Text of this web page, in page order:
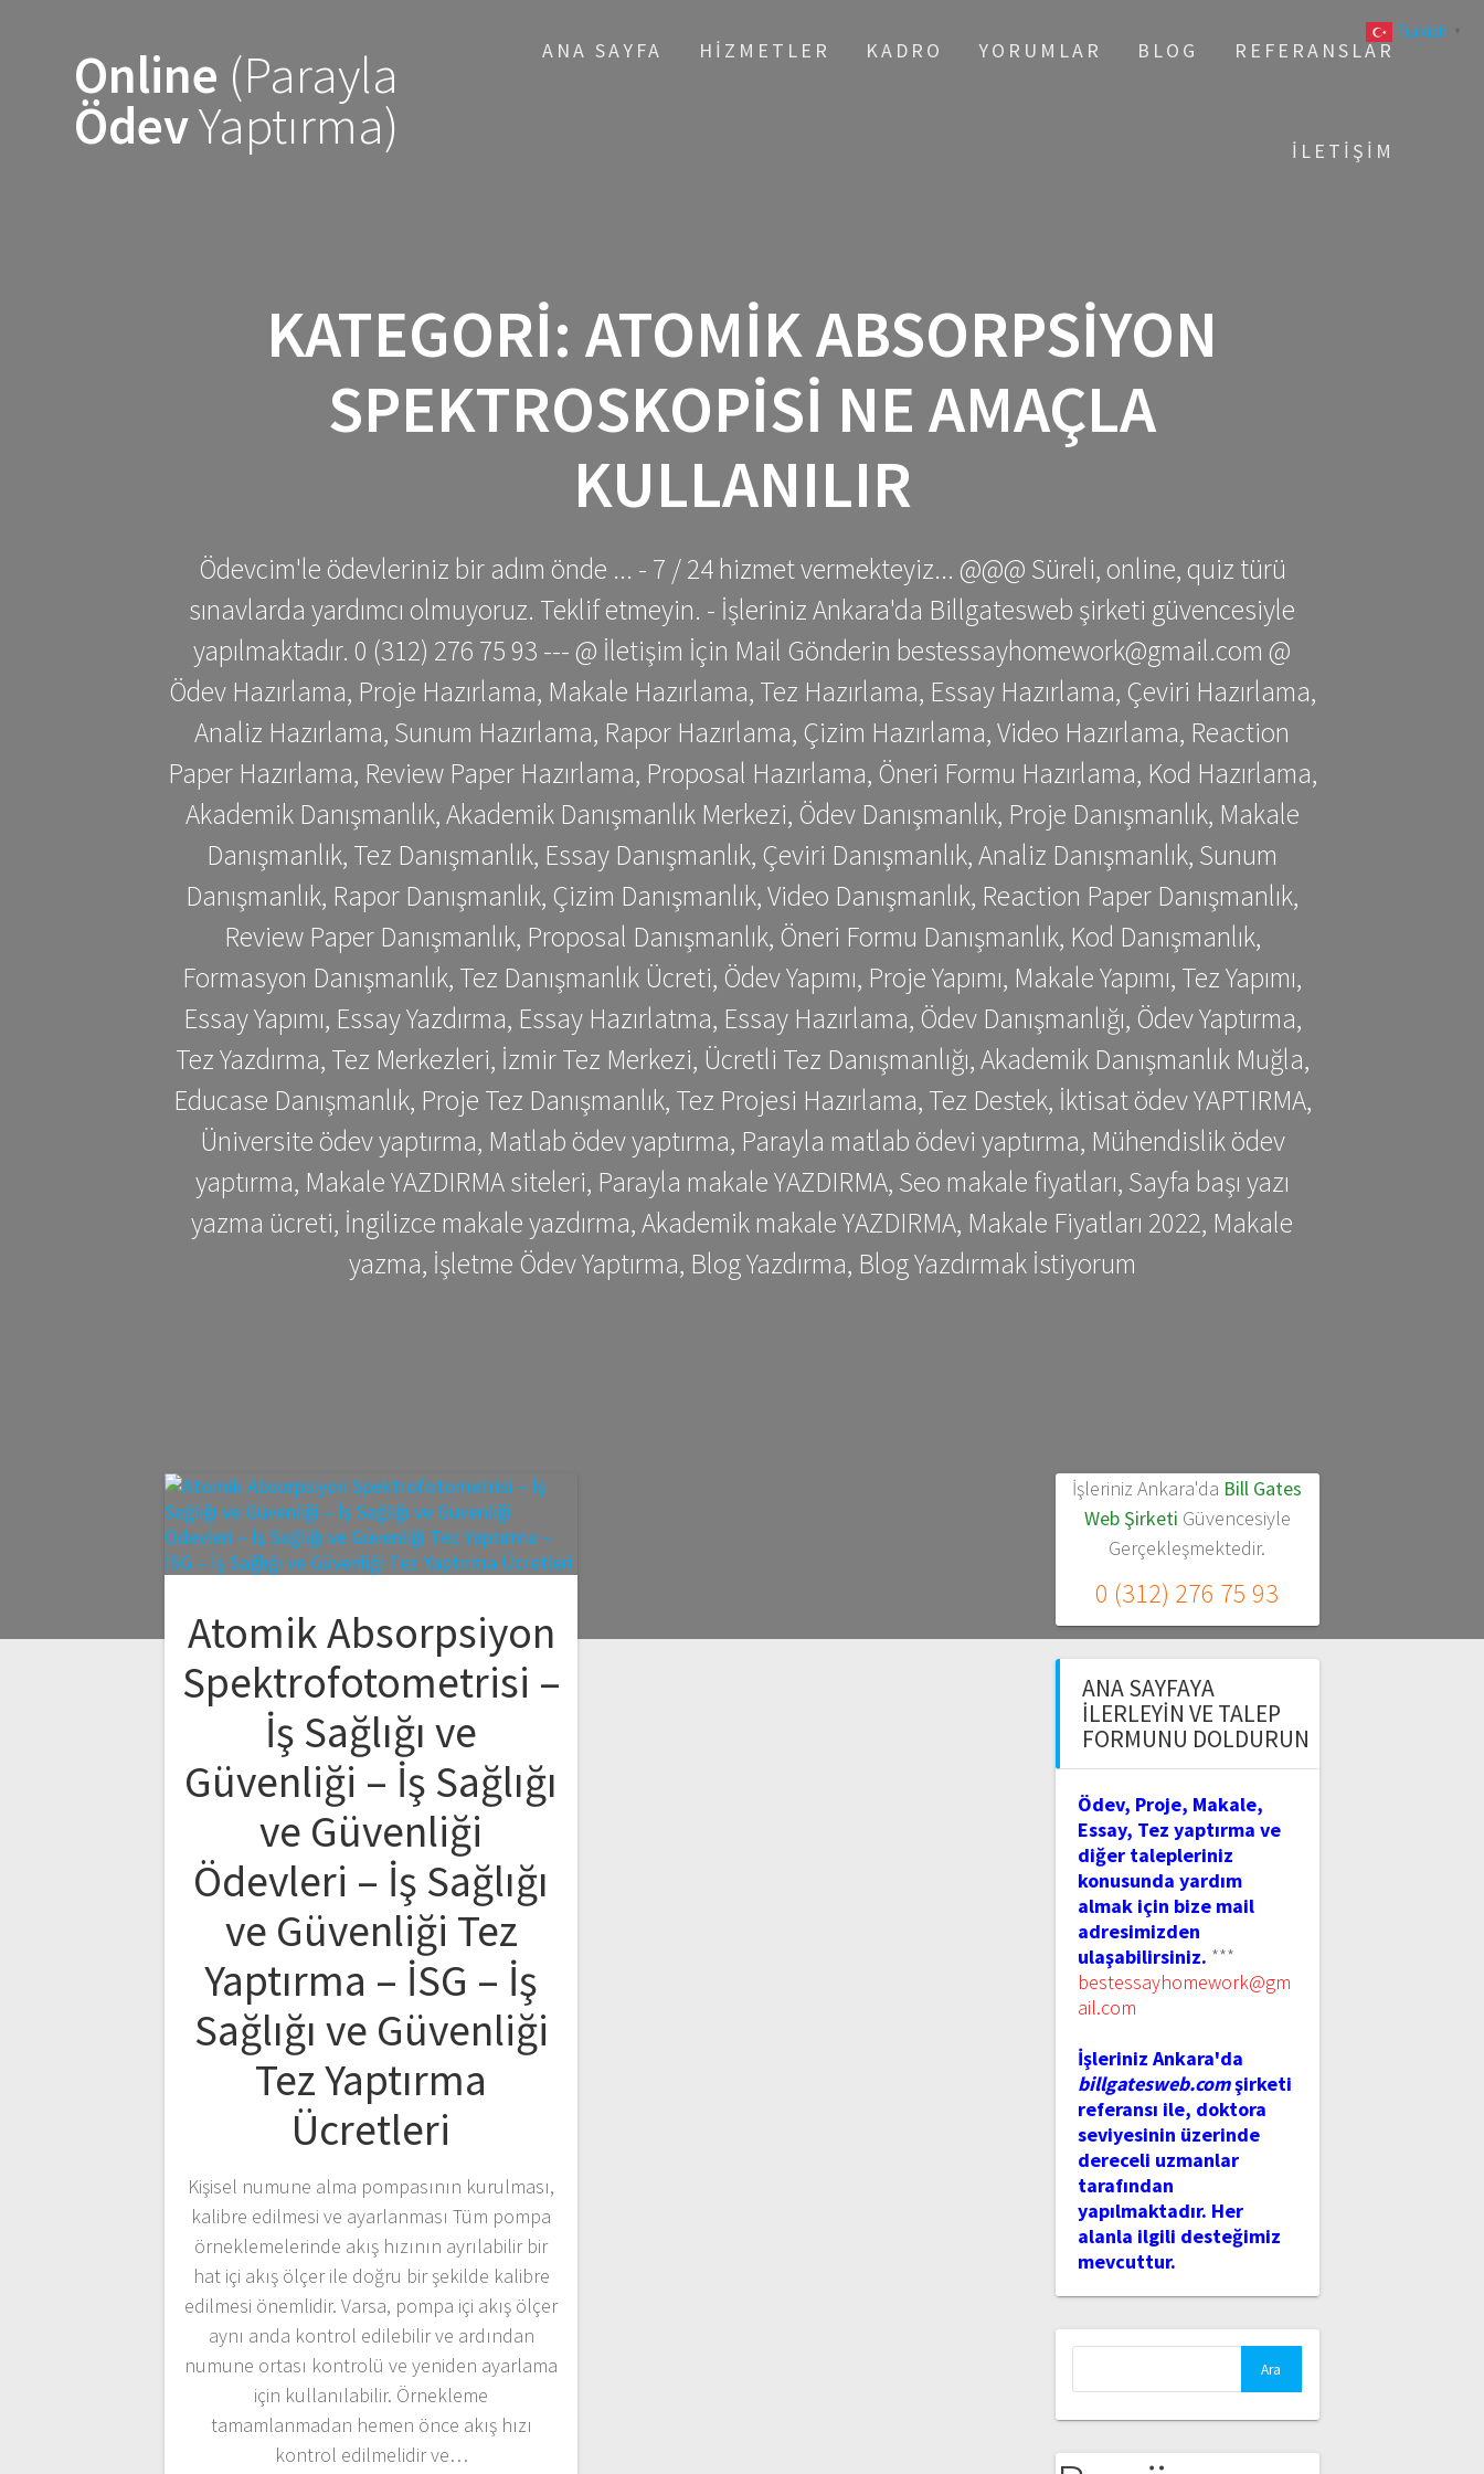
Online (Parayla
ÖdevYaptırma)
ANA SAYFA HIZMETLER KADRO YORUMLAR BLOG REFERANSLAR
İLETIŞIM
KATEGORI: ATOMIK ABSORPSIYON
SPEKTROSKOPISI NE AMAÇLA
KULLANILIR
Ödevcim'le ödevleriniz bir adım önde ... - 7 / 24 hizmet vermekteyiz... @@@ Süreli, online, quiz türü
sınavlarda yardımcı olmuyoruz. Teklif etmeyin. - İşleriniz Ankara'da Billgatesweb şirketi güvencesiyle
yapılmaktadır. 0 (312) 276 75 93 --- @ İletişim İçin Mail Gönderin bestessayhomework@gmail.com @
Ödev Hazırlama, Proje Hazırlama, Makale Hazırlama, Tez Hazırlama, Essay Hazırlama, Çeviri Hazırlama,
Analiz Hazırlama, Sunum Hazırlama, Rapor Hazırlama, Çizim Hazırlama, Video Hazırlama, Reaction
Paper Hazırlama, Review Paper Hazırlama, Proposal Hazırlama, Öneri Formu Hazırlama, Kod Hazırlama,
Akademik Danışmanlık, Akademik Danışmanlık Merkezi, Ödev Danışmanlık, Proje Danışmanlık, Makale
Danışmanlık, Tez Danışmanlık, Essay Danışmanlık, Çeviri Danışmanlık, Analiz Danışmanlık, Sunum
Danışmanlık, Rapor Danışmanlık, Çizim Danışmanlık, Video Danışmanlık, Reaction Paper Danışmanlık,
Review Paper Danışmanlık, Proposal Danışmanlık, Öneri Formu Danışmanlık, Kod Danışmanlık,
Formasyon Danışmanlık, Tez Danışmanlık Ücreti, Ödev Yapımı, Proje Yapımı, Makale Yapımı, Tez Yapımı,
Essay Yapımı, Essay Yazdırma, Essay Hazırlatma, Essay Hazırlama, Ödev Danışmanlığı, Ödev Yaptırma,
Tez Yazdırma, Tez Merkezleri, İzmir Tez Merkezi, Ücretli Tez Danışmanlığı, Akademik Danışmanlık Muğla,
Educase Danışmanlık, Proje Tez Danışmanlık, Tez Projesi Hazırlama, Tez Destek, İktisat ödev YAPTIRMA,
Üniversite ödev yaptırma, Matlab ödev yaptırma, Parayla matlab ödevi yaptırma, Mühendislik ödev
yaptırma, Makale YAZDIRMA siteleri, Parayla makale YAZDIRMA, Seo makale fiyatları, Sayfa başı yazı
yazma ücreti, İngilizce makale yazdırma, Akademik makale YAZDIRMA, Makale Fiyatları 2022, Makale
yazma, İşletme Ödev Yaptırma, Blog Yazdırma, Blog Yazdırmak İstiyorum
Atomik Absorpsiyon
Spektrofotometrisi –
İş Sağlığı ve
Güvenliği – İş Sağlığı
ve Güvenliği
Ödevleri – İş Sağlığı
ve Güvenliği Tez
Yaptırma – İSG – İş
Sağlığı ve Güvenliği
Tez Yaptırma
Ücretleri
Kişisel numune alma pompasının kurulması,
kalibre edilmesi ve ayarlanması Tüm pompa
örneklemelerinde akış hızının ayrılabilir bir
hat içi akış ölçer ile doğru bir şekilde kalibre
edilmesi önemlidir. Varsa, pompa içi akış ölçer
aynı anda kontrol edilebilir ve ardından
numune ortası kontrolü ve yeniden ayarlama
için kullanılabilir. Örnekleme
tamamlanmadan hemen önce akış hızı
kontrol edilmelidir ve…
İşleriniz Ankara'da Bill Gates
Web Şirketi Güvencesiyle
Gerçekleşmektedir.
0 (312) 276 75 93
ANA SAYFAYA
İLERLEYIN VE TALEP
FORMUNU DOLDURUN
Ödev, Proje, Makale,
Essay, Tez yaptırma ve
diğer talepleriniz
konusunda yardım
almak için bize mail
adresimizden
ulaşabilirsiniz. ***
bestessayhomework@gm
ail.com
İşleriniz Ankara'da
billgatesweb.comşirketi
referansı ile, doktora
seviyesinin üzerinde
dereceli uzmanlar
tarafından
yapılmaktadır. Her
alanla ilgili desteğimiz
mevcuttur.
Turkish ▼